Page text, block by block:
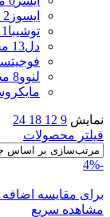
ایسوز 2 محصول
توشیبا 1 محصولات
دل13 محصول
لنوو8 محصول
نمایش 9
12
18
24
فیلتر محصولات
-4%
برای مقایسه اضافه
مشاهده سریع